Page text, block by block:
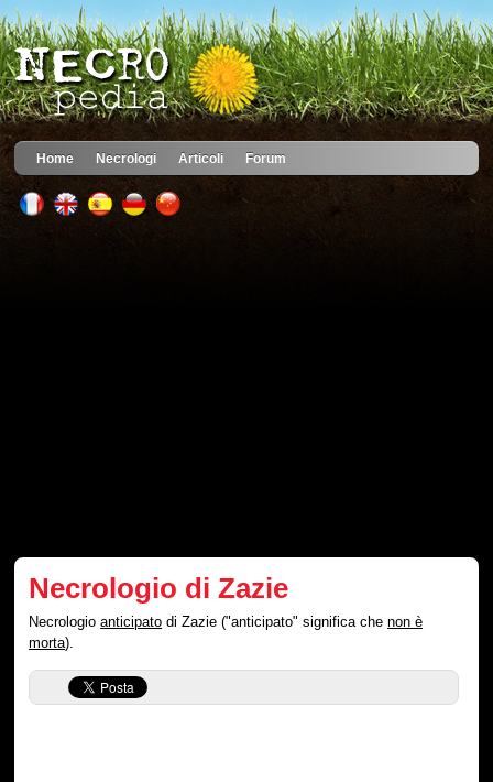
Home Necrologi Articoli Forum
Necrologio di Zazie
Necrologioanticipato di Zazie ("anticipato" significa chenon è
morta).